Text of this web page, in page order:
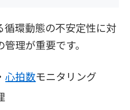
循環動態の不安定性に対
理が重要です。
心拍数モニタリング